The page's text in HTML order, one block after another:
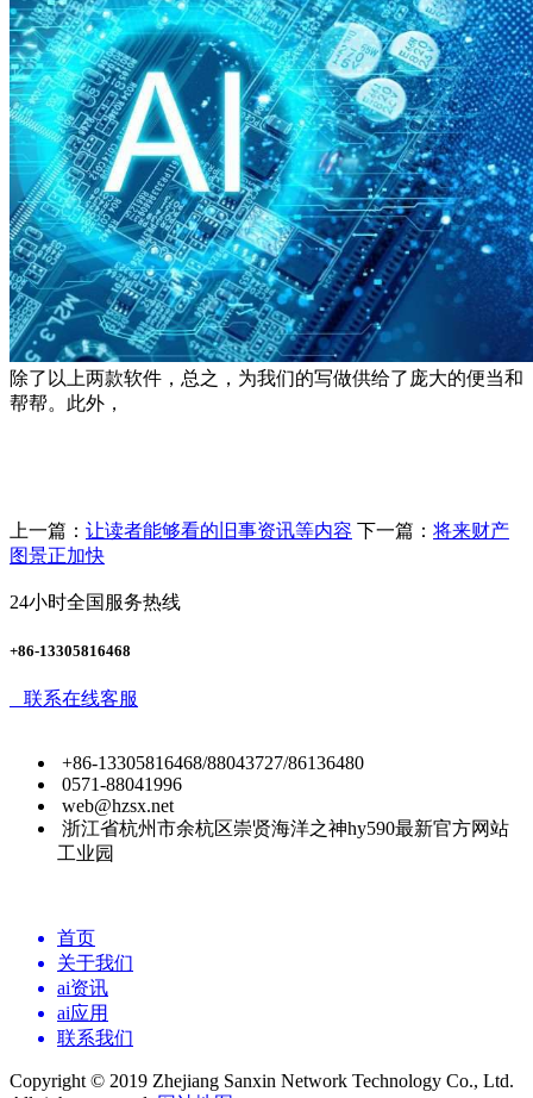
除了以上两款软件，总之，为我们的写做供给了庞大的便当和
帮帮。此外，
上一篇： 让读者能够看的旧事资讯等内容 下一篇： 将来财产
图景正加快
24小时全国服务热线
+86-13305816468
联系在线客服
+86-13305816468/88043727/86136480
0571-88041996
web@hzsx.net
浙江省杭州市余杭区崇贤海洋之神hy590最新官方网站
工业园
首页
关于我们
ai资讯
ai应用
联系我们
Copyright © 2019 Zhejiang Sanxin Network Technology Co., Ltd.